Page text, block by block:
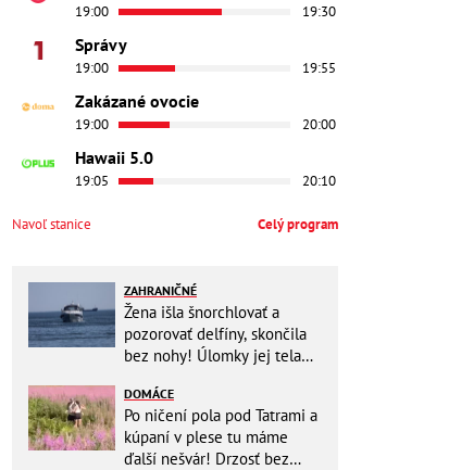
19:00 19:30
Správy
19:00 19:55
Zakázané ovocie
19:00 20:00
Hawaii 5.0
19:05 20:10
Navoľ stanice Celý program
ZAHRANIČNÉ
Žena išla šnorchlovať a
pozorovať delfíny, skončila
bez nohy! Úlomky jej tela
DOMÁCE
Po ničení pola pod Tatrami a
kúpaní v plese tu máme
ďalší nešvár! Drzosť bez